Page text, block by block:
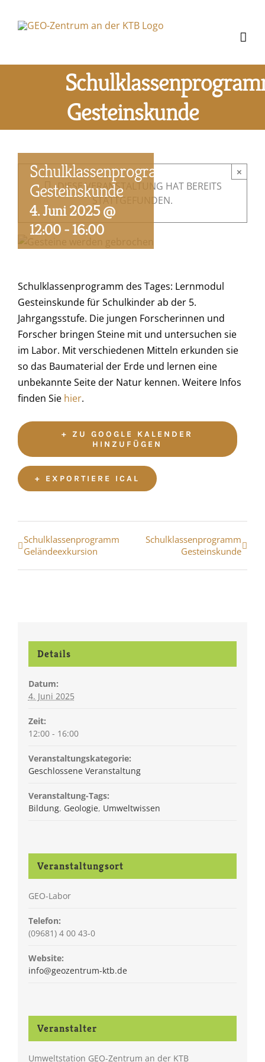
Inhalt
Gesteinskunde
×
DIESE VERANSTALTUNG HAT BEREITS
STATTGEFUNDEN.
Schulklassenprogramm
Gesteinskunde
4. Juni 2025 @
12:00-16:00
Schulklassenprogramm des Tages: Lernmodul
Gesteinskunde für Schulkinder ab der 5.
Jahrgangsstufe. Die jungen Forscherinnen und
Forscher bringen Steine mit und untersuchen sie
im Labor. Mit verschiedenen Mitteln erkunden sie
so das Baumaterial der Erde und lernen eine
unbekannte Seite der Natur kennen. Weitere Infos
finden Sie hier.
+ ZU GOOGLE KALENDER
HINZUFÜGEN
+ EXPORTIERE ICAL
Veranstaltung
Navigation
Schulklassenprogramm
Geländeexkursion
Schulklassenprogramm
Gesteinskunde
Details
Datum:
4. Juni 2025
Zeit:
12:00 - 16:00
Veranstaltungskategorie:
Geschlossene Veranstaltung
Veranstaltung-Tags:
Bildung, Geologie, Umweltwissen
Veranstaltungsort
GEO-Labor
Telefon:
(09681) 4 00 43-0
Website:
info@geozentrum-ktb.de
Veranstalter
Umweltstation GEO-Zentrum an der KTB